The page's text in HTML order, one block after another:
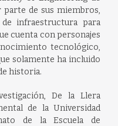
parte de sus miembros,
infraestructura para
cuenta con personajes
tecnológico,
solamente ha incluido
historia.
De la Llera
de la Universidad
de la Escuela de